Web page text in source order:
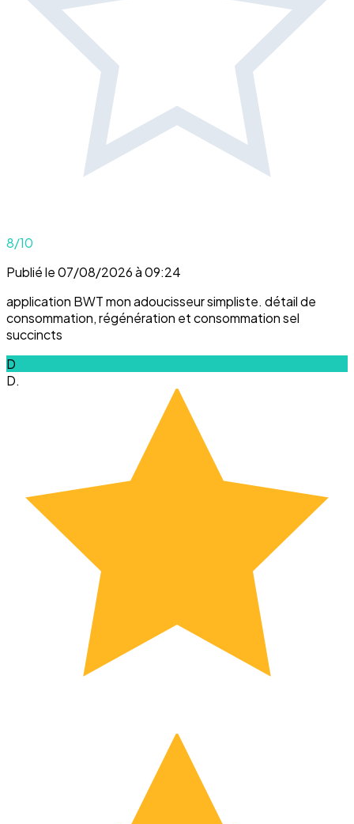
8/10
Publié le 07/08/2026 à 09:24
application BWT mon adoucisseur simpliste. détail de
consommation, régénération et consommation sel
succincts
D
D.